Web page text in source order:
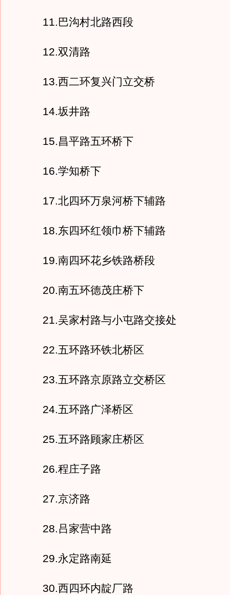
11.巴沟村北路西段
12.双清路
13.西二环复兴门立交桥
14.坂井路
15.昌平路五环桥下
16.学知桥下
17.北四环万泉河桥下辅路
18.东四环红领巾桥下辅路
19.南四环花乡铁路桥段
20.南五环德茂庄桥下
21.吴家村路与小屯路交接处
22.五环路环铁北桥区
23.五环路京原路立交桥区
24.五环路广泽桥区
25.五环路顾家庄桥区
26.程庄子路
27.京济路
28.吕家营中路
29.永定路南延
30.西四环内靛厂路